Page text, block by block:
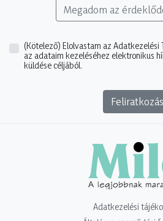
Megadom az
(Kötelező) Elolvastam az
az adataim kezeléséhez elektronikus
küldése céljából.
Feliratkozás
Adatkezelési